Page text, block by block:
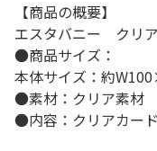
【商品の概要】
エスタバニー クリ
●商品サイズ：
本体サイズ：約
●素材：クリア素材
●内容：クリアカー